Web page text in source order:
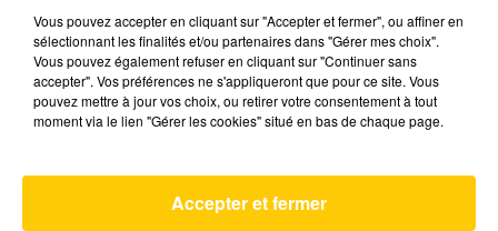
Tatoo
LOREEN
Vous pouvez accepter en cliquant sur "Accepter et fermer", ou affiner en
sélectionnant les finalités et/ou partenaires dans "Gérer mes choix".
Vous pouvez également refuser en cliquant sur "Continuer sans
accepter". Vos préférences ne s'appliqueront que pour ce site. Vous
pouvez mettre à jour vos choix, ou retirer votre consentement à tout
moment via le lien "Gérer les cookies" situé en bas de chaque page.
Accepter et fermer